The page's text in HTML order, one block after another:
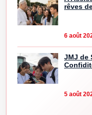
rêves
6 août
JMJ de
5 août